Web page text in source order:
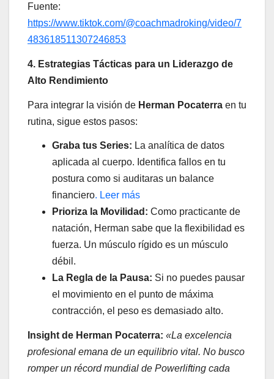
Fuente:
https://www.tiktok.com/@coachmadroking/video/7
483618511307246853
4. Estrategias Tácticas para un Liderazgo de
Alto Rendimiento
Para integrar la visión de Herman Pocaterra en tu
rutina, sigue estos pasos:
Graba tus Series: La analítica de datos
aplicada al cuerpo. Identifica fallos en tu
postura como si auditaras un balance
financiero. Leer más
Prioriza la Movilidad: Como practicante de
natación, Herman sabe que la flexibilidad es
fuerza. Un músculo rígido es un músculo
débil.
La Regla de la Pausa: Si no puedes pausar
el movimiento en el punto de máxima
contracción, el peso es demasiado alto.
Insight de Herman Pocaterra: «La excelencia
profesional emana de un equilibrio vital. No busco
romper un récord mundial de Powerlifting cada